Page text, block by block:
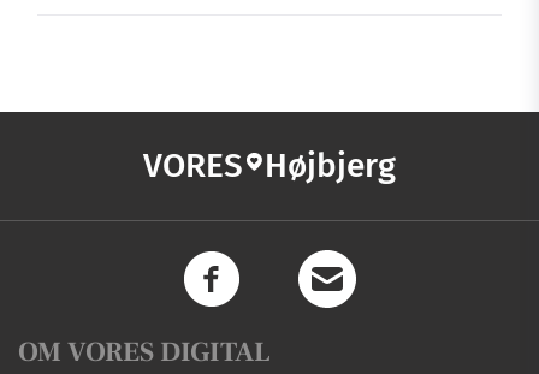
VORES Højbjerg
OM VORES DIGITAL